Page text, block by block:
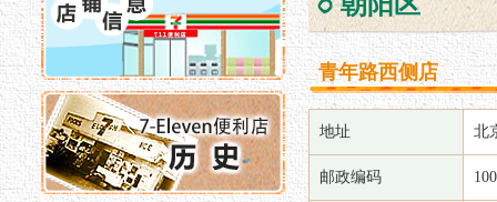
青年路西侧店
地址 北
邮政编码